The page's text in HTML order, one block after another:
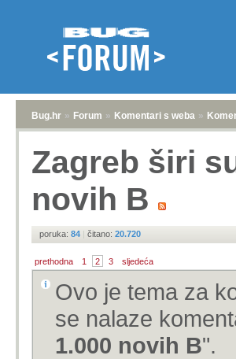
Bug.hr » Forum » Komentari s weba »
Zagreb širi
novih B
poruka: 84 | čitano: 20.720
prethodna 1 2 3 sljedeća
Ovo je tema za
se nalaze
1.000 novih B".